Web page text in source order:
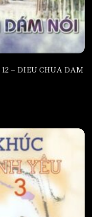
– DIEU CHUA DAM